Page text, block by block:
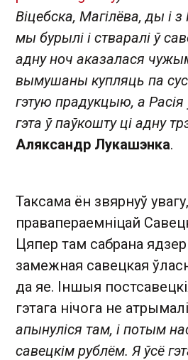
Віцебска, Магілёва, ды і
мы бурылі і стваралі ў
адну ноч аказалася
вымушаны купляць па
гэтую прадукцыю, а Расія
гэта ў паўкошту ці адну
Аляксандр Лукашэнка.
Таксама ён звярнуў
правапераемніцай
Цяпер там сабрана
замежная савецкая
да яе. Іншыя
гэтага нічога не
апынуліся там, і потым
савецкім рублём. Я ўсё